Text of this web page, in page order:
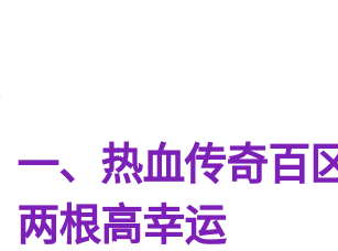
一、热血传奇百
两根高幸运